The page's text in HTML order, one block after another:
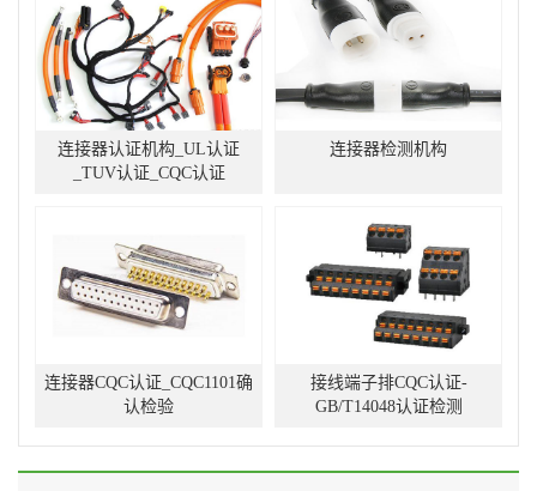
连接器认证机构_UL认证
_TUV认证_CQC认证
连接器检测机构
连接器CQC认证_CQC1101确
认检验
接线端子排CQC认证-
GB/T14048认证检测